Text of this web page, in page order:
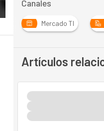
Canales
Mercado TI
Artículos